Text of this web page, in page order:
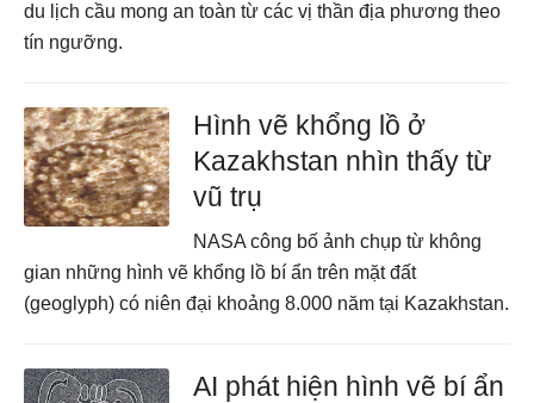
du lịch cầu mong an toàn từ các vị thần địa phương theo
tín ngưỡng.
Hình vẽ khổng lồ ở
Kazakhstan nhìn thấy từ
vũ trụ
NASA công bố ảnh chụp từ không
gian những hình vẽ khổng lồ bí ẩn trên mặt đất
(geoglyph) có niên đại khoảng 8.000 năm tại Kazakhstan.
AI phát hiện hình vẽ bí ẩn